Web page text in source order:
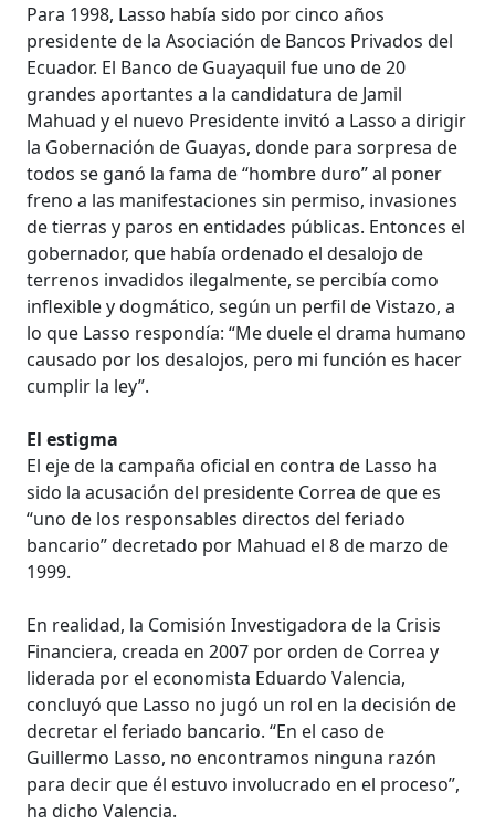
Para 1998, Lasso había sido por cinco años
presidente de la Asociación de Bancos Privados del
Ecuador. El Banco de Guayaquil fue uno de 20
grandes aportantes a la candidatura de Jamil
Mahuad y el nuevo Presidente invitó a Lasso a dirigir
la Gobernación de Guayas, donde para sorpresa de
todos se ganó la fama de “hombre duro” al poner
freno a las manifestaciones sin permiso, invasiones
de tierras y paros en entidades públicas. Entonces el
gobernador, que había ordenado el desalojo de
terrenos invadidos ilegalmente, se percibía como
inflexible y dogmático, según un perfil de Vistazo, a
lo que Lasso respondía: “Me duele el drama humano
causado por los desalojos, pero mi función es hacer
cumplir la ley”.
El estigma
El eje de la campaña oficial en contra de Lasso ha
sido la acusación del presidente Correa de que es
“uno de los responsables directos del feriado
bancario” decretado por Mahuad el 8 de marzo de
1999.
En realidad, la Comisión Investigadora de la Crisis
Financiera, creada en 2007 por orden de Correa y
liderada por el economista Eduardo Valencia,
concluyó que Lasso no jugó un rol en la decisión de
decretar el feriado bancario. “En el caso de
Guillermo Lasso, no encontramos ninguna razón
para decir que él estuvo involucrado en el proceso”,
ha dicho Valencia.